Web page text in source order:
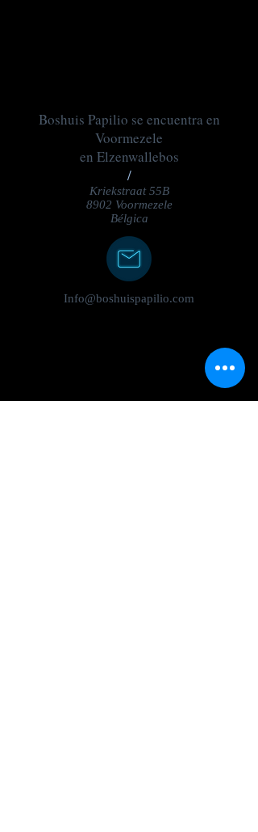
Boshuis Papilio se encuentra en
Voormezele
en Elzenwallebos
/
Kriekstraat 55B
8902 Voormezele
Bélgica
Info@boshuispapilio.com